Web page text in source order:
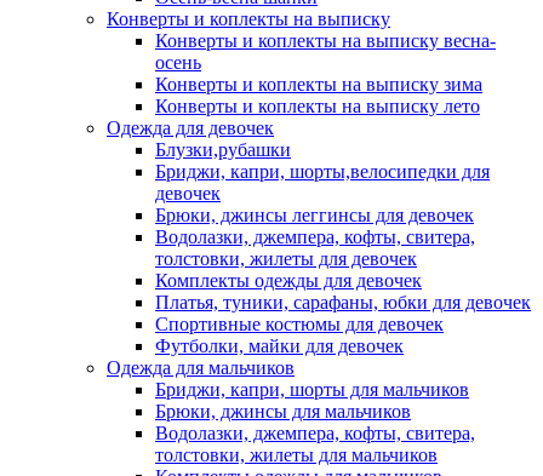
Конверты и коплекты на выписку
Конверты и коплекты на выписку весна-
осень
Конверты и коплекты на выписку зима
Конверты и коплекты на выписку лето
Одежда для девочек
Блузки,рубашки
Бриджи, капри, шорты,велосипедки для
девочек
Брюки, джинсы леггинсы для девочек
Водолазки, джемпера, кофты, свитера,
толстовки, жилеты для девочек
Комплекты одежды для девочек
Платья, туники, сарафаны, юбки для девочек
Спортивные костюмы для девочек
Футболки, майки для девочек
Одежда для мальчиков
Бриджи, капри, шорты для мальчиков
Брюки, джинсы для мальчиков
Водолазки, джемпера, кофты, свитера,
толстовки, жилеты для мальчиков